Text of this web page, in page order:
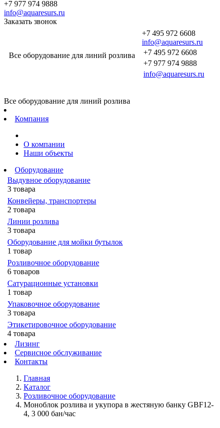
+7 977 974 9888
info@aquaresurs.ru
Заказать звонок
Все оборудование для линий розлива
+7 495 972 6608
info@aquaresurs.ru
+7 495 972 6608
+7 977 974 9888
info@aquaresurs.ru
Все оборудование для линий розлива
Компания
О компании
Наши объекты
Оборудование
Выдувное оборудование
3 товара
Конвейеры, транспортеры
2 товара
Линии розлива
3 товара
Оборудование для мойки бутылок
1 товар
Розливочное оборудование
6 товаров
Сатурационные установки
1 товар
Упаковочное оборудование
3 товара
Этикетировочное оборудование
4 товара
Лизинг
Сервисное обслуживание
Контакты
Главная
Каталог
Розливочное оборудование
Моноблок розлива и укупора в жестяную банку GBF12-
4, 3 000 бан/час